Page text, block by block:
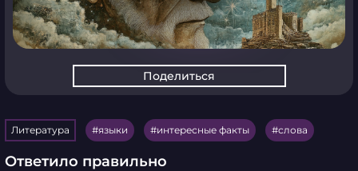
Поделиться
Литература языки интересные факты слова
Ответило правильно